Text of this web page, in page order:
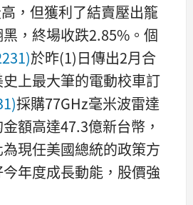
，但獲利了結賣壓出籠
，終場收跌2.85%。個
於昨(1)日傳出2月合
上最大筆的電動校車訂
採購77GHz毫米波雷達
額高達47.3億新台幣，
現任美國總統的政策方
年度成長動能，股價強